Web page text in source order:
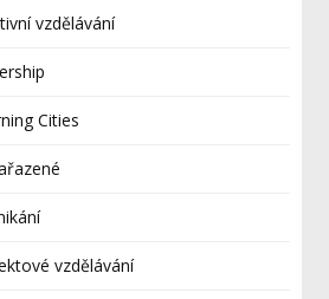
vzdělávání
Cities
vzdělávání